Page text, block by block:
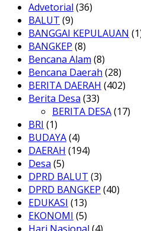
Advetorial (36)
BALUT (9)
BANGGAI KEPULAUAN
BANGKEP (8)
Bencana Alam (8)
Bencana Daerah (28)
BERITA DAERAH (402)
Berita Desa (33)
BERITA DESA(17)
BRI (1)
BUDAYA(4)
DAERAH (194)
Desa (5)
DPRD BALUT (3)
DPRD BANGKEP (40)
EDUKASI (13)
EKONOMI (5)